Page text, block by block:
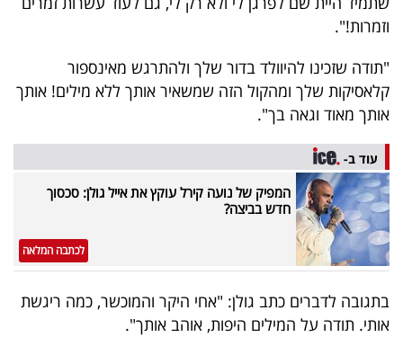
פעולה
דרושים
ניוזלטרים
מייל
אדום
וזמרות!".
"תודה שזכינו להיוולד בדור שלך ולהתרגש מאינספור
קלאסיקות שלך ומהקול הזה שמשאיר אותך ללא מילים! אותך
אותך מאוד וגאה בך".
עוד ב-
המפיק של נועה קירל עוקץ את אייל גולן: סכסוך
חדש בביצה?
לכתבה המלאה
בתגובה לדברים כתב גולן: "אחי היקר והמוכשר, כמה ריגשת
אותי. תודה על המילים היפות, אוהב אותך".